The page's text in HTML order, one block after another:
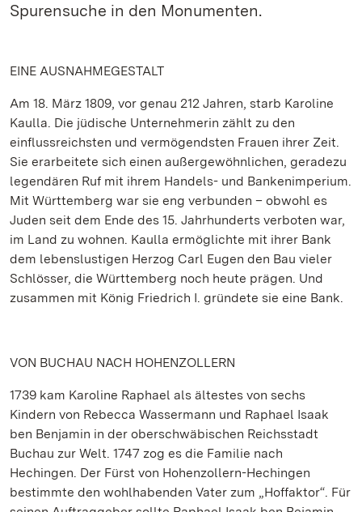
Spurensuche in den Monumenten.
EINE AUSNAHMEGESTALT
Am 18. März 1809, vor genau 212 Jahren, starb Karoline
Kaulla. Die jüdische Unternehmerin zählt zu den
einflussreichsten und vermögendsten Frauen ihrer Zeit.
Sie erarbeitete sich einen außergewöhnlichen, geradezu
legendären Ruf mit ihrem Handels- und Bankenimperium.
Mit Württemberg war sie eng verbunden – obwohl es
Juden seit dem Ende des 15. Jahrhunderts verboten war,
im Land zu wohnen. Kaulla ermöglichte mit ihrer Bank
dem lebenslustigen Herzog Carl Eugen den Bau vieler
Schlösser, die Württemberg noch heute prägen. Und
zusammen mit König Friedrich I. gründete sie eine Bank.
VON BUCHAU NACH HOHENZOLLERN
1739 kam Karoline Raphael als ältestes von sechs
Kindern von Rebecca Wassermann und Raphael Isaak
ben Benjamin in der oberschwäbischen Reichsstadt
Buchau zur Welt. 1747 zog es die Familie nach
Hechingen. Der Fürst von Hohenzollern-Hechingen
bestimmte den wohlhabenden Vater zum „Hoffaktor“. Für